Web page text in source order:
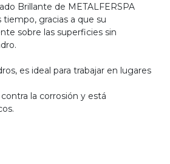
Brillante de METALFERSPA
gracias a que su
sobre las superficies sin
es ideal para trabajar en lugares
la corrosión y está